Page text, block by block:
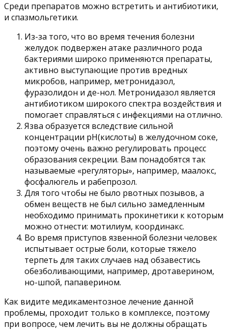
Среди препаратов можно встретить и антибиотики,
и спазмольгетики.
Из-за того, что во время течения болезни
желудок подвержен атаке различного рода
бактериями широко применяются препараты,
активно выступающие против вредных
микробов, например, метронидазол,
фуразолидон и де-нол. Метронидазол является
антибиотиком широкого спектра воздействия и
помогает справляться с инфекциями на отлично.
Язва образуется вследствие сильной
концентрации pH(кислоты) в желудочном соке,
поэтому очень важно регулировать процесс
образования секреции. Вам понадобятся так
называемые «регуляторы», например, маалокс,
фосфалюгель и рабепрозол.
Для того чтобы не было рвотных позывов, а
обмен веществ не был сильно замедленным
необходимо принимать прокинетики к которым
можно отнести: мотилиум, координакс.
Во время приступов язвенной болезни человек
испытывает острые боли, которые тяжело
терпеть для таких случаев над обзавестись
обезболивающими, например, дротаверином,
но-шпой, папаверином.
Как видите медикаментозное лечение данной
проблемы, проходит только в комплексе, поэтому
при вопросе, чем лечить вы не должны обращать